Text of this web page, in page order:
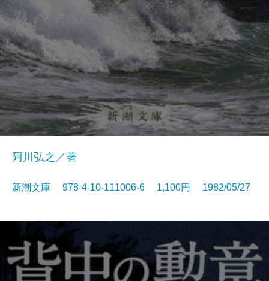
阿川弘之／著
新潮文庫 978-4-10-111006-6 1,100円 1982/05/27